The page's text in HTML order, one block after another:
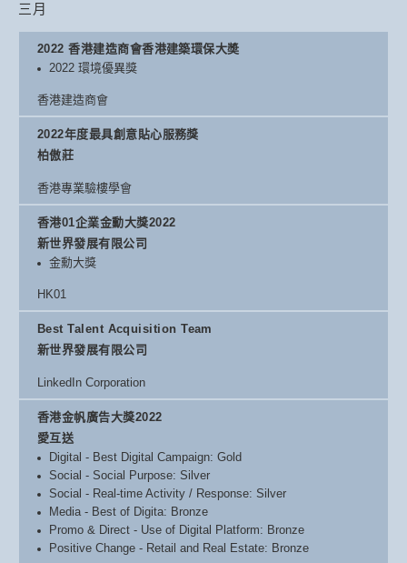
三月
2022 香港建造商會香港建築環保大奬
2022 環境優異獎
香港建造商會
2022年度最具創意貼心服務獎
柏傲莊
香港專業驗樓學會
香港01企業金勳大獎2022
新世界發展有限公司
金勳大獎
HK01
Best Talent Acquisition Team
新世界發展有限公司
LinkedIn Corporation
香港金帆廣告大獎2022
愛互送
Digital - Best Digital Campaign: Gold
Social - Social Purpose: Silver
Social - Real-time Activity / Response: Silver
Media - Best of Digita: Bronze
Promo & Direct - Use of Digital Platform: Bronze
Positive Change - Retail and Real Estate: Bronze